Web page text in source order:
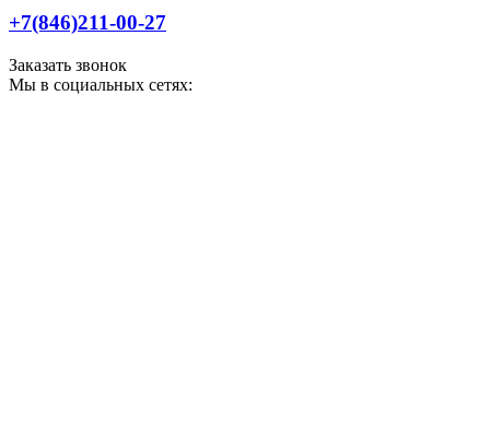
+7(846)211-00-27
Заказать звонок
Мы в социальных сетях: